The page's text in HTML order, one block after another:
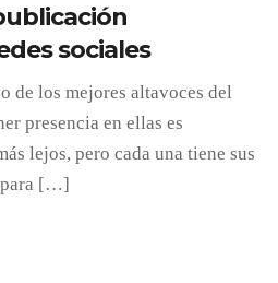
sociales
de los mejores altavoces del
presencia en ellas es
lejos, pero cada una tiene sus
para […]